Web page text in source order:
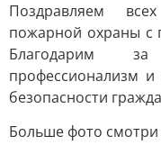
Поздравляем
пожарной охраны с
Благодарим
профессионализм и
безопасности
Больше фото смотри